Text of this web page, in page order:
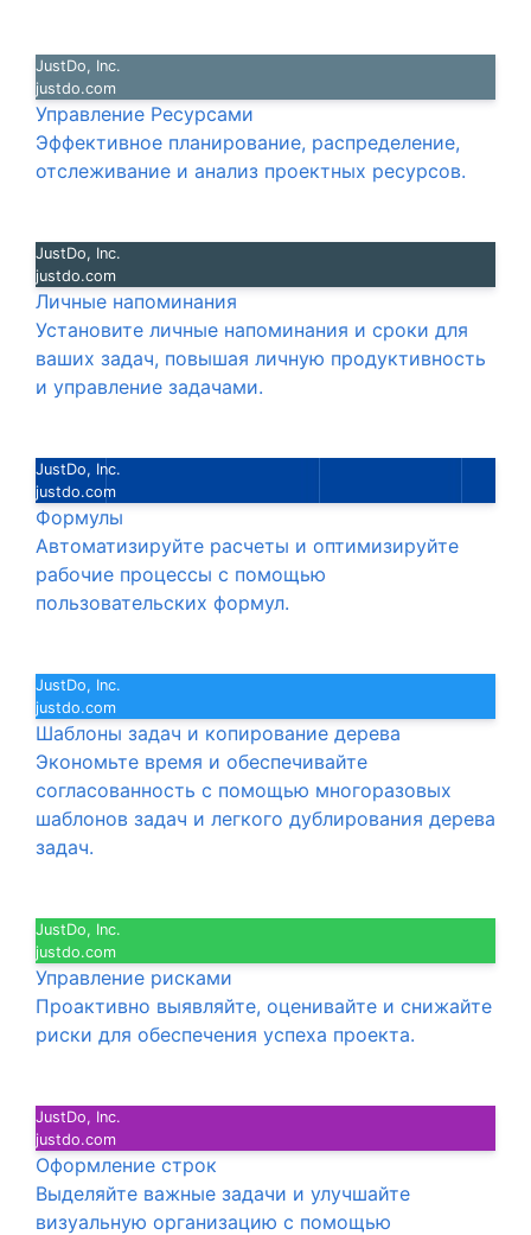
JustDo, Inc.
justdo.com
Управление Ресурсами
Эффективное планирование, распределение,
отслеживание и анализ проектных ресурсов.
JustDo, Inc.
justdo.com
Личные напоминания
Установите личные напоминания и сроки для
ваших задач, повышая личную продуктивность
и управление задачами.
JustDo, Inc.
justdo.com
Формулы
Автоматизируйте расчеты и оптимизируйте
рабочие процессы с помощью
пользовательских формул.
JustDo, Inc.
justdo.com
Шаблоны задач и копирование дерева
Экономьте время и обеспечивайте
согласованность с помощью многоразовых
шаблонов задач и легкого дублирования дерева
задач.
JustDo, Inc.
justdo.com
Управление рисками
Проактивно выявляйте, оценивайте и снижайте
риски для обеспечения успеха проекта.
JustDo, Inc.
justdo.com
Оформление строк
Выделяйте важные задачи и улучшайте
визуальную организацию с помощью